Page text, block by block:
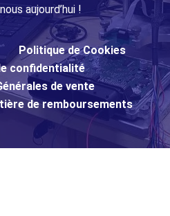
aujourd’hui !
Politique de Cookies
confidentialité
de vente
de remboursements